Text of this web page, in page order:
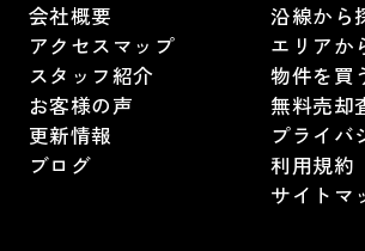
会社概要
アクセスマップ
スタッフ紹介
お客様の声
更新情報
ブログ
沿線から
エリアか
物件を買
無料売却
プライバ
利用規約
サイトマ